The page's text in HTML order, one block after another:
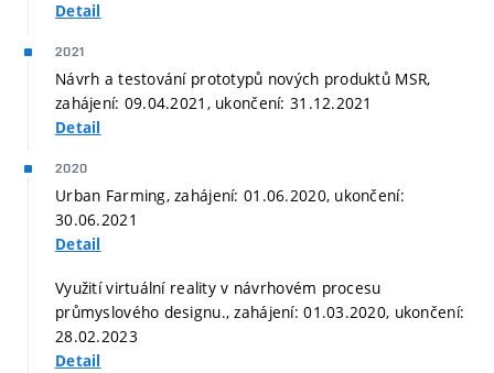
Detail
2021
Návrh a testování prototypů nových produktů MSR,
zahájení: 09.04.2021, ukončení: 31.12.2021
Detail
2020
Urban Farming, zahájení: 01.06.2020, ukončení:
30.06.2021
Detail
Využití virtuální reality v návrhovém procesu
průmyslového designu., zahájení: 01.03.2020, ukončení:
28.02.2023
Detail